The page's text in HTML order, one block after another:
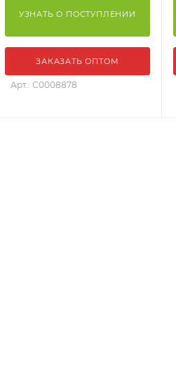
УЗНАТЬ О ПОСТУПЛЕНИИ
ЗАКАЗАТЬ ОПТОМ
Арт.: С0008878